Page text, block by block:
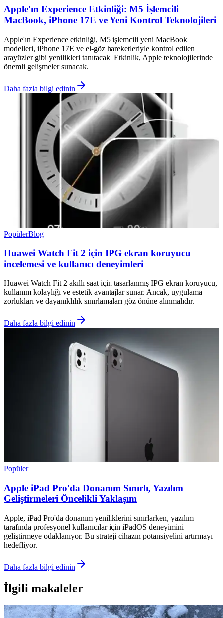
Apple'ın Experience Etkinliği: M5 İşlemcili
MacBook, iPhone 17E ve Yeni Kontrol Teknolojileri
Apple'ın Experience etkinliği, M5 işlemcili yeni MacBook
modelleri, iPhone 17E ve el-göz hareketleriyle kontrol edilen
arayüzler gibi yenilikleri tanıtacak. Etkinlik, Apple teknolojilerinde
önemli gelişmeler sunacak.
Daha fazla bilgi edinin
PopülerBlog
Huawei Watch Fit 2 için IPG ekran koruyucu
incelemesi ve kullanıcı deneyimleri
Huawei Watch Fit 2 akıllı saat için tasarlanmış IPG ekran koruyucu,
kullanım kolaylığı ve estetik avantajlar sunar. Ancak, uygulama
zorlukları ve dayanıklılık sınırlamaları göz önüne alınmalıdır.
Daha fazla bilgi edinin
Popüler
Apple iPad Pro'da Donanım Sınırlı, Yazılım
Geliştirmeleri Öncelikli Yaklaşım
Apple, iPad Pro'da donanım yeniliklerini sınırlarken, yazılım
tarafında profesyonel kullanıcılar için iPadOS deneyimini
geliştirmeye odaklanıyor. Bu strateji cihazın potansiyelini artırmayı
hedefliyor.
Daha fazla bilgi edinin
İlgili makaleler